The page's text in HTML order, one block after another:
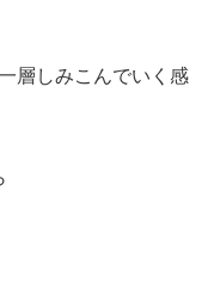
層しみこんでいく感